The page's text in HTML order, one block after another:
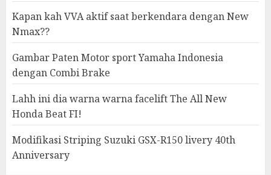
Kapan kah VVA aktif saat berkendara dengan New
Nmax??
Gambar Paten Motor sport Yamaha Indonesia
dengan Combi Brake
Lahh ini dia warna warna facelift The All New
Honda Beat FI!
Modifikasi Striping Suzuki GSX-R150 livery 40th
Anniversary